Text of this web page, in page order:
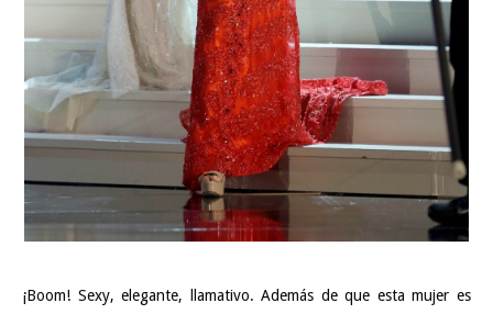
¡Boom! Sexy, elegante, llamativo. Además de que esta mujer es